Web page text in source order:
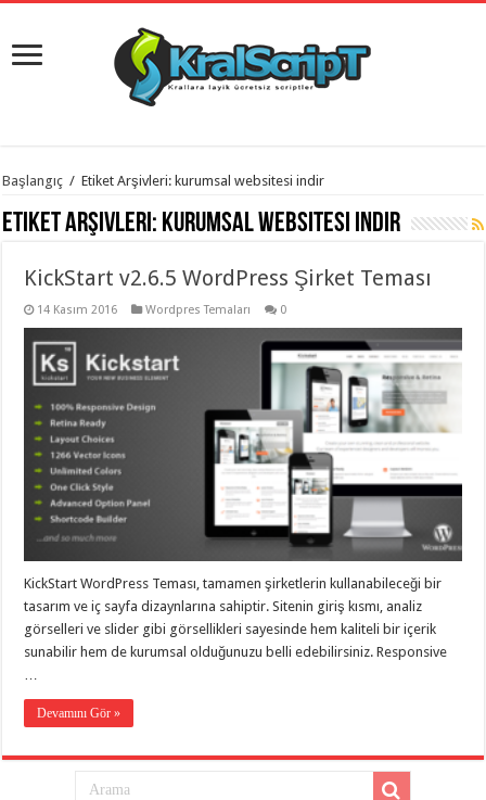
istanbul
evden
eve
organizasyon,
evden
taşımacılık,
gaziantep
evden
taşımacılık,
evden
taşımacılık,
gaziantep
evden
gaziantep
evden
taşımacılık,
gaziantep
taşımacılık,
gaziantep
Başlangıç / Etiket Arşivleri: kurumsal websitesi indir
Etiket Arşivleri: kurumsal websitesi indir
KickStart v2.6.5 WordPress Şirket Teması
14 Kasım 2016 Wordpres Temaları 0
KickStart WordPress Teması, tamamen şirketlerin kullanabileceği bir
tasarım ve iç sayfa dizaynlarına sahiptir. Sitenin giriş kısmı, analiz
görselleri ve slider gibi görsellikleri sayesinde hem kaliteli bir içerik
sunabilir hem de kurumsal olduğunuzu belli edebilirsiniz. Responsive
Devamını Gör »